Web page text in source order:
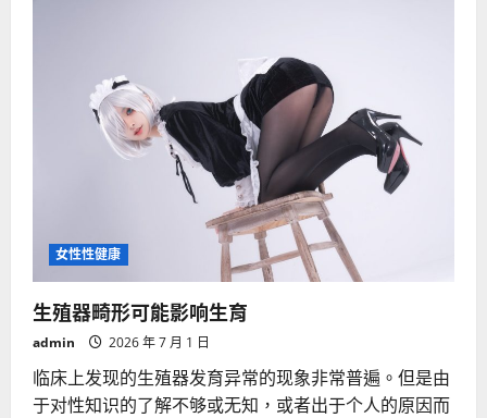
潜
伏
的
疾
病
女性性健康
生殖器畸形可能影响生育
admin 2026 年 7 月 1 日
临床上发现的生殖器发育异常的现象非常普遍。但是由
于对性知识的了解不够或无知，或者出于个人的原因而